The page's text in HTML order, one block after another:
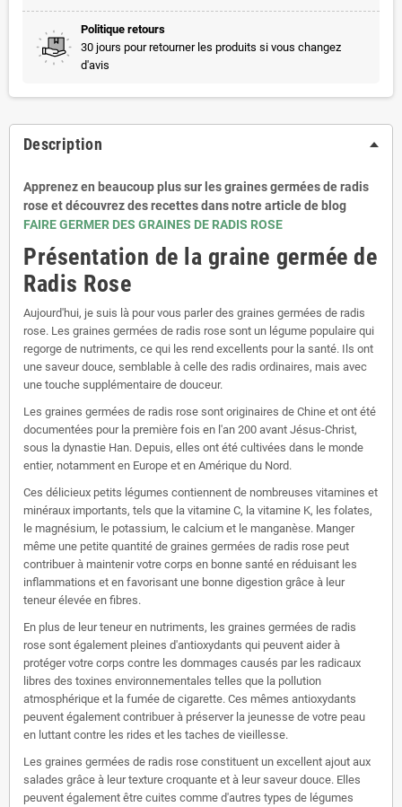
Politique retours
30 jours pour retourner les produits si vous changez
d'avis
Description
Apprenez en beaucoup plus sur les graines germées de radis
rose et découvrez des recettes dans notre article de blog
FAIRE GERMER DES GRAINES DE RADIS ROSE
Présentation de la graine germée de
Radis Rose
Aujourd'hui, je suis là pour vous parler des graines germées de radis
rose. Les graines germées de radis rose sont un légume populaire qui
regorge de nutriments, ce qui les rend excellents pour la santé. Ils ont
une saveur douce, semblable à celle des radis ordinaires, mais avec
une touche supplémentaire de douceur.
Les graines germées de radis rose sont originaires de Chine et ont été
documentées pour la première fois en l'an 200 avant Jésus-Christ,
sous la dynastie Han. Depuis, elles ont été cultivées dans le monde
entier, notamment en Europe et en Amérique du Nord.
Ces délicieux petits légumes contiennent de nombreuses vitamines et
minéraux importants, tels que la vitamine C, la vitamine K, les folates,
le magnésium, le potassium, le calcium et le manganèse. Manger
même une petite quantité de graines germées de radis rose peut
contribuer à maintenir votre corps en bonne santé en réduisant les
inflammations et en favorisant une bonne digestion grâce à leur
teneur élevée en fibres.
En plus de leur teneur en nutriments, les graines germées de radis
rose sont également pleines d'antioxydants qui peuvent aider à
protéger votre corps contre les dommages causés par les radicaux
libres des toxines environnementales telles que la pollution
atmosphérique et la fumée de cigarette. Ces mêmes antioxydants
peuvent également contribuer à préserver la jeunesse de votre peau
en luttant contre les rides et les taches de vieillesse.
Les graines germées de radis rose constituent un excellent ajout aux
salades grâce à leur texture croquante et à leur saveur douce. Elles
peuvent également être cuites comme d'autres types de légumes